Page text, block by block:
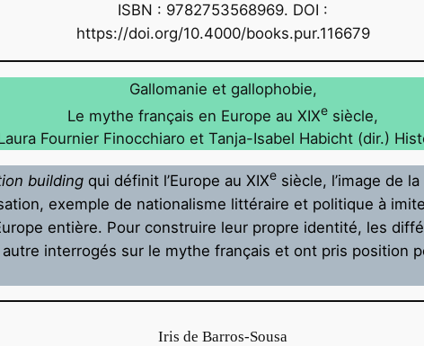
ISBN : 9782753568969. DOI :
https://doi.org/10.4000/books.pur.116679
Gallomanie et gallophobie,
Le mythe français en Europe au XIXe siècle,
Fournier Finocchiaro et Tanja-Isabel Habicht (dir.)
building qui définit l’Europe au XIXe siècle, l’image de
exemple de nationalisme littéraire et politique à
entière. Pour construire leur propre identité, les
interrogés sur le mythe français et ont pris position
Iris de Barros-Sousa